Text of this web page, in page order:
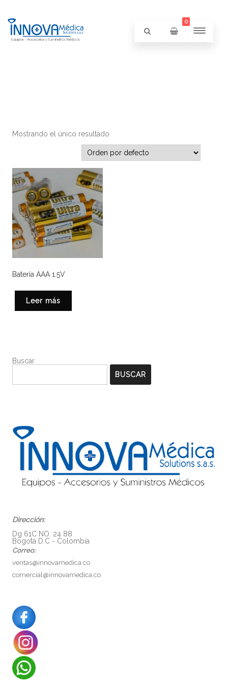
0
Mostrando el único resultado
Batería AAA 1.5V
Leer más
Buscar
BUSCAR
Dirección:
Dg 61C NO. 24 88
Bogotá D.C - Colombia
Correo:
ventas@innovamedica.co
comercial@innovamedica.co